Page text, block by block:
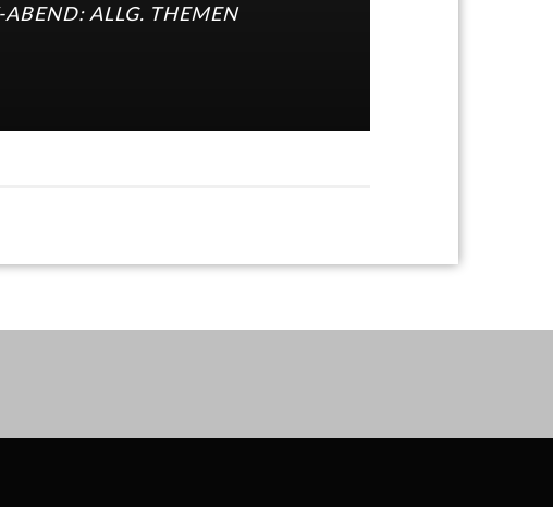
ABEND: ALLG. THEMEN